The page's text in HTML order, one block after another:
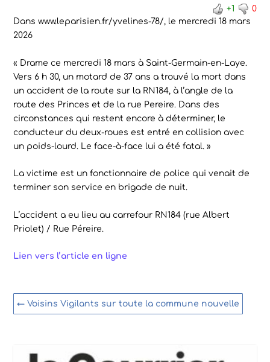
+1
0
Dans www.leparisien.fr/yvelines-78/, le mercredi 18 mars
2026
« Drame ce mercredi 18 mars à Saint-Germain-en-Laye.
Vers 6 h 30, un motard de 37 ans a trouvé la mort dans
un accident de la route sur la RN184, à l’angle de la
route des Princes et de la rue Pereire. Dans des
circonstances qui restent encore à déterminer, le
conducteur du deux-roues est entré en collision avec
un poids-lourd. Le face-à-face lui a été fatal. »
La victime est un fonctionnaire de police qui venait de
terminer son service en brigade de nuit.
L’accident a eu lieu au carrefour RN184 (rue Albert
Priolet) / Rue Péreire.
Lien vers l’article en ligne
←Voisins Vigilants sur toute la commune nouvelle